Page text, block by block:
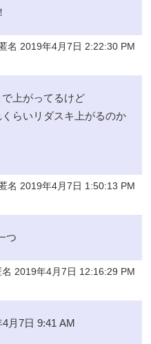
名 2019年4月7日 2:22:30 PM
上がってるけど
らいリダスキ上がるのか
名 2019年4月7日 1:50:13 PM
つ
2019年4月7日 12:16:29 PM
4月7日 9:41 AM